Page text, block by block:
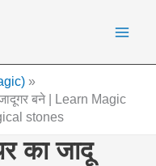
बने | Learn Magic
stones
का जादू